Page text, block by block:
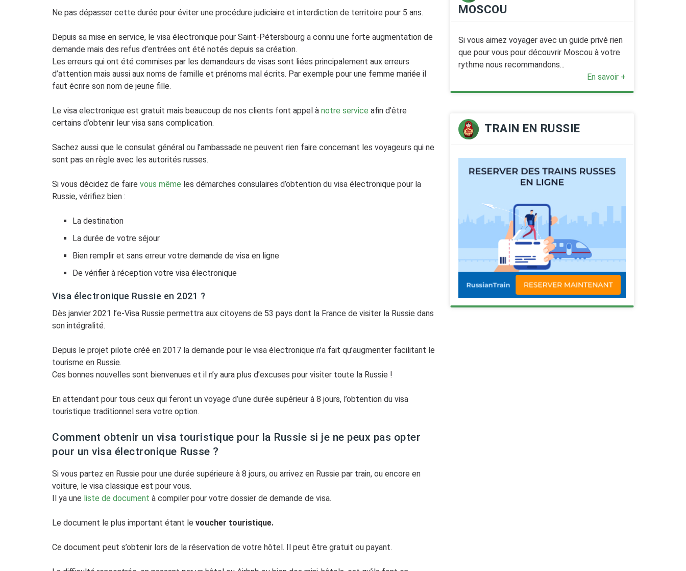
Ne pas dépasser cette durée pour éviter une procédure judiciaire et interdiction de territoire pour 5 ans.
Depuis sa mise en service, le visa électronique pour Saint-Pétersbourg a connu une forte augmentation de
demande mais des refus d’entrées ont été notés depuis sa création.
Les erreurs qui ont été commises par les demandeurs de visas sont liées principalement aux erreurs
d’attention mais aussi aux noms de famille et prénoms mal écrits. Par exemple pour une femme mariée il
faut écrire son nom de jeune fille.
Le visa electronique est gratuit mais beaucoup de nos clients font appel à notre service afin d’être
certains d’obtenir leur visa sans complication.
Sachez aussi que le consulat général ou l’ambassade ne peuvent rien faire concernant les voyageurs qui ne
sont pas en règle avec les autorités russes.
Si vous décidez de faire vous même les démarches consulaires d’obtention du visa électronique pour la
Russie, vérifiez bien :
La destination
La durée de votre séjour
Bien remplir et sans erreur votre demande de visa en ligne
De vérifier à réception votre visa électronique
Visa électronique Russie en 2021 ?
Dès janvier 2021 l’e-Visa Russie permettra aux citoyens de 53 pays dont la France de visiter la Russie dans
son intégralité.
Depuis le projet pilote créé en 2017 la demande pour le visa électronique n’a fait qu’augmenter facilitant le
tourisme en Russie.
Ces bonnes nouvelles sont bienvenues et il n’y aura plus d’excuses pour visiter toute la Russie !
En attendant pour tous ceux qui feront un voyage d’une durée supérieur à 8 jours, l’obtention du visa
touristique traditionnel sera votre option.
Comment obtenir un visa touristique pour la Russie si je ne peux pas opter
pour un visa électronique Russe ?
Si vous partez en Russie pour une durée supérieure à 8 jours, ou arrivez en Russie par train, ou encore en
voiture, le visa classique est pour vous.
Il ya une liste de document à compiler pour votre dossier de demande de visa.
Le document le plus important étant le voucher touristique.
Ce document peut s’obtenir lors de la réservation de votre hôtel. Il peut être gratuit ou payant.
MOSCOU
Si vous aimez voyager avec un guide privé rien
que pour vous pour découvrir Moscou à votre
rythme nous recommandons...
En savoir +
TRAIN EN RUSSIE